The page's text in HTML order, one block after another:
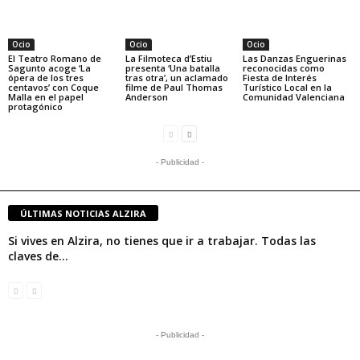
Ocio
El Teatro Romano de
Sagunto acoge ‘La
ópera de los tres
centavos’ con Coque
Malla en el papel
protagónico
Ocio
La Filmoteca d’Estiu
presenta ‘Una batalla
tras otra’, un aclamado
filme de Paul Thomas
Anderson
Ocio
Las Danzas Enguerinas
reconocidas como
Fiesta de Interés
Turístico Local en la
Comunidad Valenciana
- Publicidad -
ÚLTIMAS NOTICIAS ALZIRA
Si vives en Alzira, no tienes que ir a trabajar. Todas las
claves de...
- Publicidad -